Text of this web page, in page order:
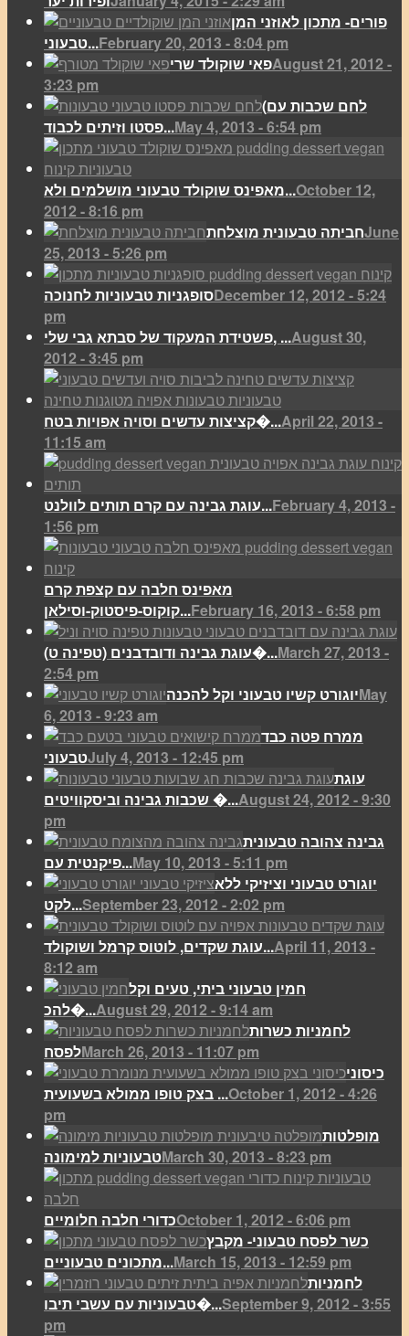
פורים- מתכון לאוזני המן
טבעוני...February 20, 2013 - 8:04 pm
פאי שוקולד שריAugust 21, 2012 -
3:23 pm
(לחם שכבות עם
פסטו וזיתים לכבוד...May 4, 2013 - 6:54 pm
מאפינס שוקולד טבעוני מושלמים ולא...October 12,
2012 - 8:16 pm
חביתה טבעונית מוצלחתJune
25, 2013 - 5:26 pm
סופגניות טבעוניות לחנוכהDecember 12, 2012 - 5:24
pm
פשטידת המעקוד של סבתא גבי שלי, ...August 30,
2012 - 3:45 pm
קציצות עדשים וסויה אפויות בטח�...April 22, 2013 -
11:15 am
עוגת גבינה עם קרם תותים לוולנט...February 4, 2013 -
1:56 pm
מאפינס חלבה עם קצפת קרם
קוקוס-פיסטוק-וסילאן...February 16, 2013 - 6:58 pm
(עוגת גבינה ודובדבנים (טפינה ט�...March 27, 2013 -
2:54 pm
יוגורט קשיו טבעוני וקל להכנהMay
6, 2013 - 9:23 am
ממרח פטה כבד
טבעוניJuly 4, 2013 - 12:45 pm
עוגת
שכבות גבינה וביסקוויטים �...August 24, 2012 - 9:30
pm
גבינה צהובה טבעונית
פיקנטית עם...May 10, 2013 - 5:11 pm
יוגורט טבעוני וציזיקי ללא
לקט...September 23, 2012 - 2:02 pm
עוגת שקדים, לוטוס קרמל ושוקולד...April 11, 2013 -
8:12 am
חמין טבעוני ביתי, טעים וקל
להכ�...August 29, 2012 - 9:14 am
לחמניות כשרות
לפסחMarch 26, 2013 - 11:07 pm
כיסוני
בצק טופו ממולא בשעועית ...October 1, 2012 - 4:26
pm
מופלטות
טבעוניות למימונהMarch 30, 2013 - 8:23 pm
כדורי חלבה חלומייםOctober 1, 2012 - 6:06 pm
כשר לפסח טבעוני- מקבץ
מתכונים טבעוניים...March 15, 2013 - 12:59 pm
לחמניות
טבעוניות עם עשבי תיבו�...September 9, 2012 - 3:55
pm